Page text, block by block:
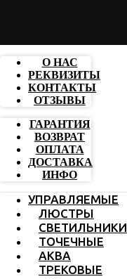
О НАС
РЕКВИЗИТЫ
КОНТАКТЫ
ОТЗЫВЫ
ГАРАНТИЯ
ВОЗВРАТ
ОПЛАТА
ДОСТАВКА
ИНФО
УПРАВЛЯЕМЫЕ
ЛЮСТРЫ
СВЕТИЛЬНИКИ
ТОЧЕЧНЫЕ
АКВА
ТРЕКОВЫЕ